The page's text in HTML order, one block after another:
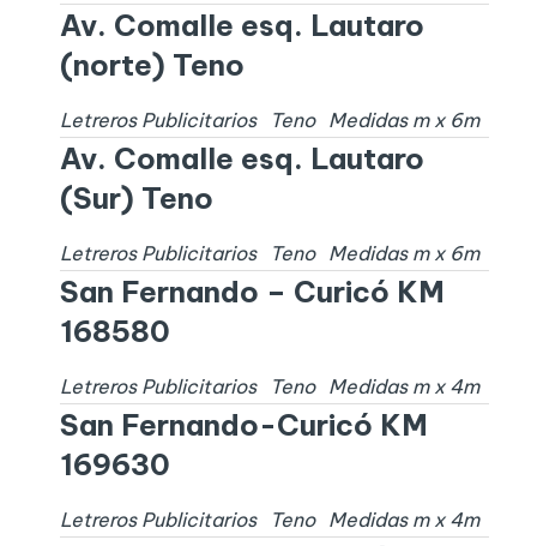
Av. Comalle esq. Lautaro
(norte) Teno
Letreros Publicitarios Teno Medidas m x 6m
Av. Comalle esq. Lautaro
(Sur) Teno
Letreros Publicitarios Teno Medidas m x 6m
San Fernando – Curicó KM
168580
Letreros Publicitarios Teno Medidas m x 4m
San Fernando-Curicó KM
169630
Letreros Publicitarios Teno Medidas m x 4m